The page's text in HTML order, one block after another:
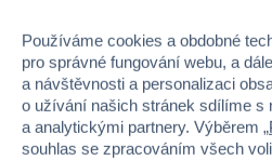
EAN
Kód produktu
Značka
Používáme cookies a obdobné
pro správné fungování webu, a
a návštěvnosti a personalizaci
o užívání našich stránek sdílíme s
a analytickými partnery. Výběrem „
souhlas se zpracováním všech